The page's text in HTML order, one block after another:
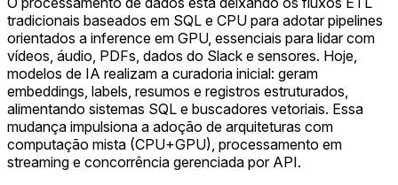
tradicionais baseados em SQL e CPU para adotar pipelines
orientados a inference em GPU, essenciais para lidar com
vídeos, áudio, PDFs, dados do Slack e sensores. Hoje,
modelos de IA realizam a curadoria inicial: geram
embeddings, labels, resumos e registros estruturados,
alimentando sistemas SQL e buscadores vetoriais. Essa
mudança impulsiona a adoção de arquiteturas com
computação mista (CPU+GPU), processamento em
streaming e concorrência gerenciada por API.